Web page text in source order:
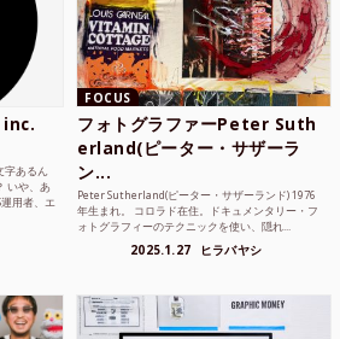
inc.
字あるん
いや、あ
用者、エ
FOCUS
フォトグラファーPeter Suth
erland(ピーター・サザーラ
ン...
Peter Sutherland(ピーター・サザーランド) 1976
年生まれ。 コロラド在住。ドキュメンタリー・フ
ォトグラフィーのテクニックを使い、隠れ...
2025.1.27 ヒラバヤシ